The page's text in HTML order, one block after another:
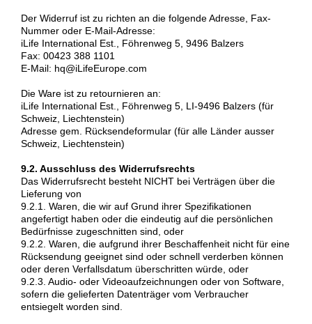
Der Widerruf ist zu richten an die folgende Adresse, Fax-
Nummer oder E-Mail-Adresse:
iLife International Est., Föhrenweg 5, 9496 Balzers
Fax: 00423 388 1101
E-Mail: hq@iLifeEurope.com
Die Ware ist zu retournieren an:
iLife International Est., Föhrenweg 5, LI-9496 Balzers (für
Schweiz, Liechtenstein)
Adresse gem. Rücksendeformular (für alle Länder ausser
Schweiz, Liechtenstein)
9.2. Ausschluss des Widerrufsrechts
Das Widerrufsrecht besteht NICHT bei Verträgen über die
Lieferung von
9.2.1. Waren, die wir auf Grund ihrer Spezifikationen
angefertigt haben oder die eindeutig auf die persönlichen
Bedürfnisse zugeschnitten sind, oder
9.2.2. Waren, die aufgrund ihrer Beschaffenheit nicht für eine
Rücksendung geeignet sind oder schnell verderben können
oder deren Verfallsdatum überschritten würde, oder
9.2.3. Audio- oder Videoaufzeichnungen oder von Software,
sofern die gelieferten Datenträger vom Verbraucher
entsiegelt worden sind.